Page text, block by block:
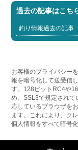
過去の記事はこち
釣り情報過去の記事
お客様のプライバシー
報を暗号化して送受信
す。128ビットRC4や
め、SSL3で規定されて
応しているブラウザを
ます。これにより、ク
個人情報をすべて暗号